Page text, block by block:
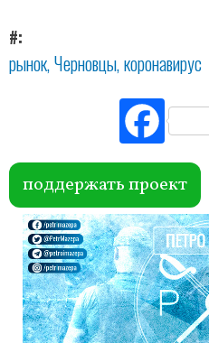
#
рынок Черновцы коронавирус
Fac
ebo
ok
поддержать проект